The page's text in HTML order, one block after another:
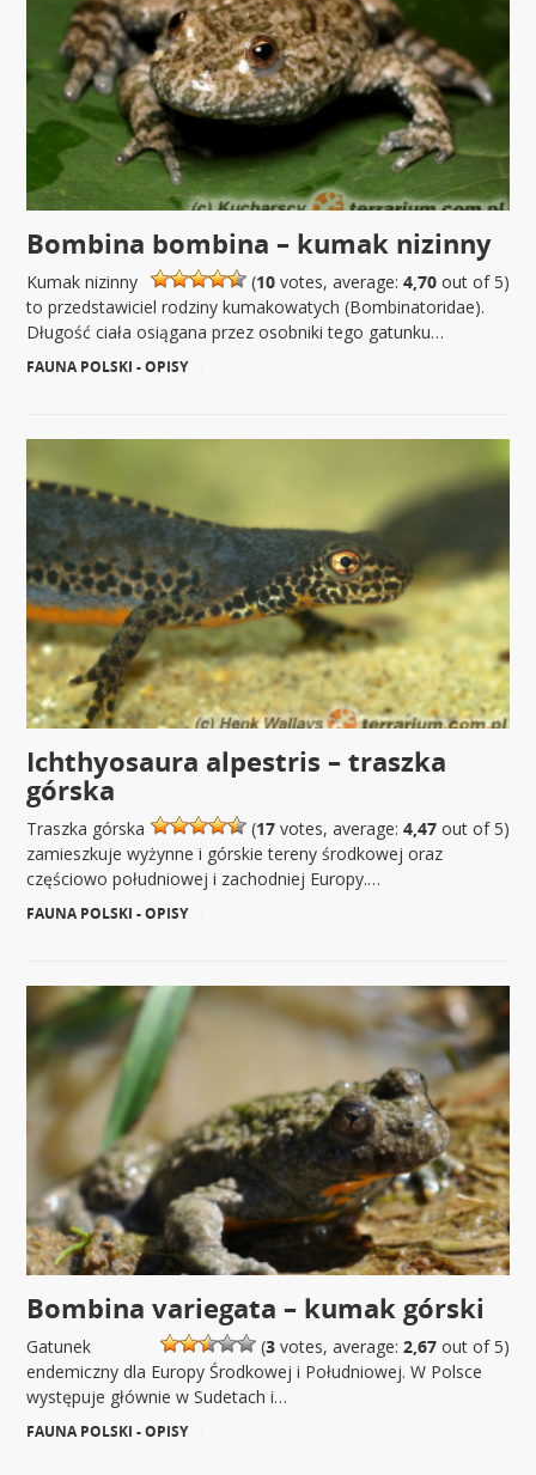
Bombina bombina – kumak nizinny
(10votes, average: 4,70out of 5)
Kumak nizinny
to przedstawiciel rodziny kumakowatych (Bombinatoridae).
Długość ciała osiągana przez osobniki tego gatunku…
FAUNA POLSKI - OPISY
Ichthyosaura alpestris – traszka
górska
(17votes, average: 4,47out of 5)
Traszka górska
zamieszkuje wyżynne i górskie tereny środkowej oraz
częściowo południowej i zachodniej Europy.…
FAUNA POLSKI - OPISY
Bombina variegata – kumak górski
(3votes, average: 2,67out of 5)
Gatunek
endemiczny dla Europy Środkowej i Południowej. W Polsce
występuje głównie w Sudetach i…
FAUNA POLSKI - OPISY